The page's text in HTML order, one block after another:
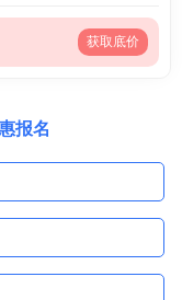
获取底价
报名